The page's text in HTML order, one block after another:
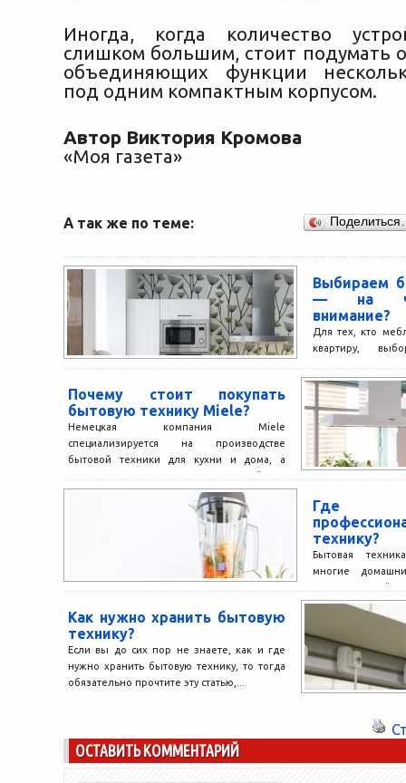
Иногда, когда количество
слишком большим, стоит подумать
объединяющих функции
под одним компактным корпусом.
Автор Виктория Кромова
«Моя газета»
А так же по теме:
Выбираем
— на
внимание?
Для тех, кто
квартиру,
всего, в
ориентируемся...
Почему стоит покупать
бытовую технику Miele?
Немецкая компания Miele
специализируется на производстве
бытовой техники для кухни и дома, а
также продукции, используемой в
профессиональной и медицинской...
Где
технику?
Бытовая
многие
каждое
одинаково
Как нужно хранить бытовую
технику?
Если вы до сих пор не знаете, как и где
нужно хранить бытовую технику, то тогда
обязательно прочтите эту статью,...
ОСТАВИТЬ КОММЕНТАРИЙ